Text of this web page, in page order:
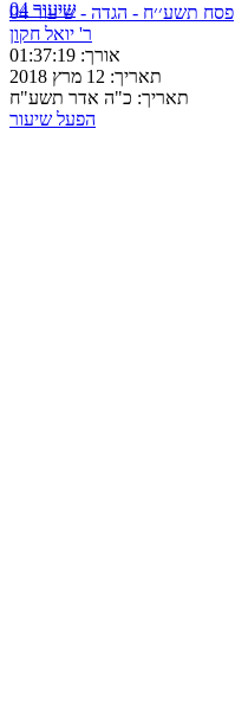
פסח תשע׳׳ח - הגדה - שיעור 04
ר' יואל חקון
אורך: 01:37:19
תאריך: 12 מרץ 2018
תאריך: כ"ה אדר תשע"ח
הפעל שיעור